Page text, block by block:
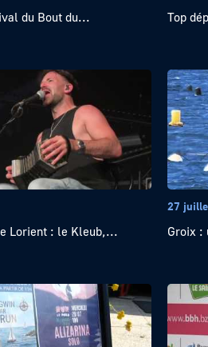
du Bout du... Top
Lorient : le Kleub,...
27
Groix :